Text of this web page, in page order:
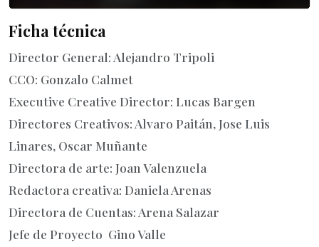
Ficha técnica
Director General: Alejandro Tripoli
CCO: Gonzalo Calmet
Executive Creative Director: Lucas Bargen
Directores Creativos: Alvaro Paitán, Jose Luis
Linares, Oscar Muñante
Directora de arte: Joan Valenzuela
Redactora creativa: Daniela Arenas
Directora de Cuentas: Arena Salazar
Jefe de Proyecto Gino Valle